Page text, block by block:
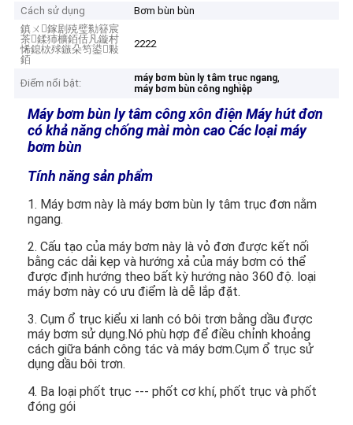
Cách sử dụng
Bơm bùn bùn
鎮ㄨ鎵剧殑璧勬簮宸
茶鍒犻櫎銆佸凡鏇村
悕鎴栨殏鏃朵笉鍙敤
銆
2222
Điểm nổi bật: máy bơm bùn ly tâm trục ngang,
máy bơm bùn công nghiệp
Máy bơm bùn ly tâm công xôn điện Máy hút đơn
có khả năng chống mài mòn cao Các loại máy
bơm bùn
Tính năng sản phẩm
1. Máy bơm này là máy bơm bùn ly tâm trục đơn nằm
ngang.
2. Cấu tạo của máy bơm này là vỏ đơn được kết nối
bằng các dải kẹp và hướng xả của máy bơm có thể
được định hướng theo bất kỳ hướng nào 360 độ. loại
máy bơm này có ưu điểm là dễ lắp đặt.
3. Cụm ổ trục kiểu xi lanh có bôi trơn bằng dầu được
máy bơm sử dụng.Nó phù hợp để điều chỉnh khoảng
cách giữa bánh công tác và máy bơm.Cụm ổ trục sử
dụng dầu bôi trơn.
4. Ba loại phốt trục --- phốt cơ khí, phốt trục và phốt
đóng gói